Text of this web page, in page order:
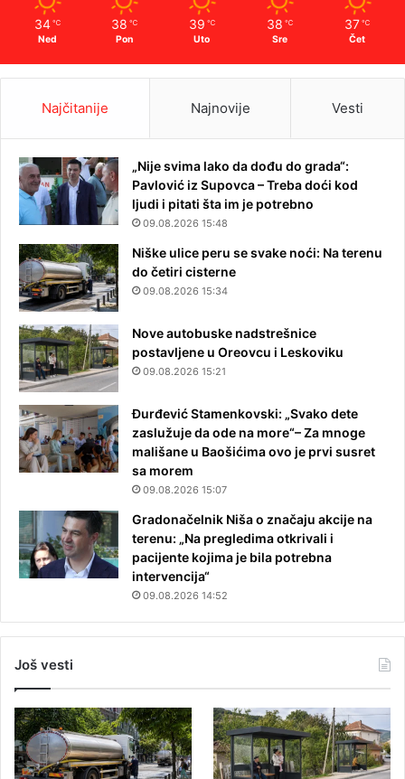
34 ℃
Ned
38 ℃
Pon
39 ℃
Uto
38 ℃
Sre
37 ℃
Čet
Najčitanije Najnovije Vesti
„Nije svima lako da dođu do grada“:
Pavlović iz Supovca – Treba doći kod
ljudi i pitati šta im je potrebno
09.08.2026 15:48
Niške ulice peru se svake noći: Na terenu
do četiri cisterne
09.08.2026 15:34
Nove autobuske nadstrešnice
postavljene u Oreovcu i Leskoviku
09.08.2026 15:21
Đurđević Stamenkovski: „Svako dete
zaslužuje da ode na more“– Za mnoge
mališane u Baošićima ovo je prvi susret
sa morem
09.08.2026 15:07
Gradonačelnik Niša o značaju akcije na
terenu: „Na pregledima otkrivali i
pacijente kojima je bila potrebna
intervencija“
09.08.2026 14:52
Još vesti